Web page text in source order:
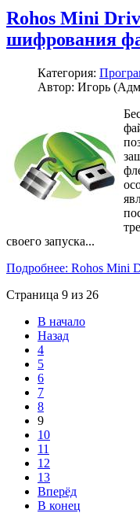
Rohos Mini
шифрования
Категория:
Автор: Игорь
своего запуска...
Подробнее: Rohos Mini
Страница 9 из 26
В начало
Назад
4
5
6
7
8
9
10
11
12
13
Вперёд
В конец